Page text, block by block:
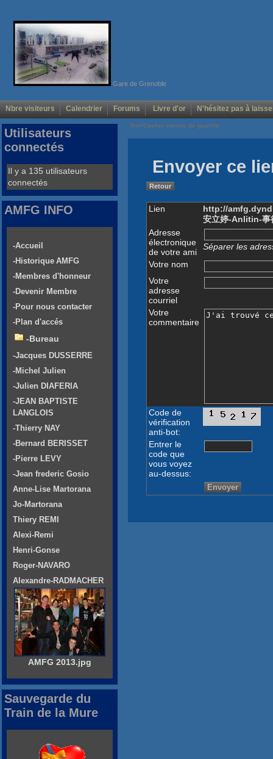
Gare de Grenoble
Nbre visiteurs Calendrier Forums Livre d'or N'hésitez pas à
Voir/Cacher menus de gauche
Envoyer ce
Retour
Lien
http://
安立婷-Anlitin-事
Adresse
électronique
de votre ami
Séparer les
Votre nom
Votre
adresse
courriel
Votre
commentaire
Code de
vérification
anti-bot:
Entrer le
code que
vous voyez
au-dessus:
Utilisateurs
connectés
Il y a 135 utilisateurs
connectés
AMFG INFO
-Accueil
-Historique AMFG
-Membres d'honneur
-Devenir Membre
-Pour nous contacter
-Plan d'accés
-Bureau
-Jacques DUSSERRE
-Michel Julien
-Julien DIAFERIA
-JEAN BAPTISTE
LANGLOIS
-Thierry NAY
-Bernard BERISSET
-Pierre LEVY
-Jean frederic Gosio
Anne-Lise Martorana
Jo-Martorana
Thiery REMI
Alexi-Remi
Henri-Gonse
Roger-NAVARO
Alexandre-RADMACHER
AMFG 2013.jpg
Sauvegarde du
Train de la Mure